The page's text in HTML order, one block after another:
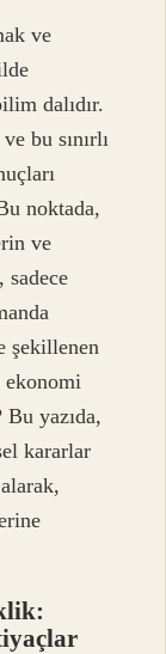
ve
dalıdır.
bu sınırlı
noktada,
ve
şekillenen
yazıda,
kararlar